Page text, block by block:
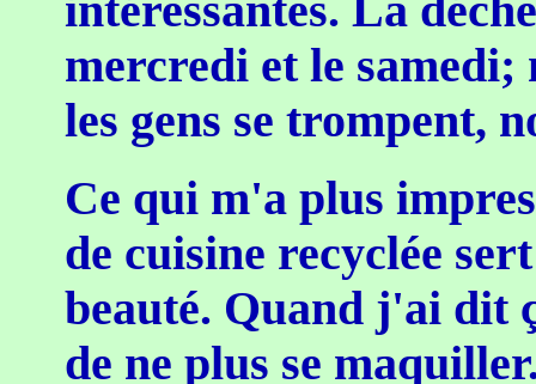
intéressantes. La
mercredi et le
les gens se trompent,
Ce qui m'a plus
de cuisine recyclée
beauté. Quand j'ai dit
de ne plus se